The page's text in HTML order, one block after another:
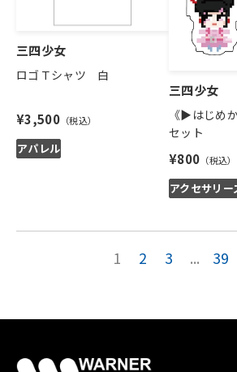
三四少女
ロゴＴシャツ 白
¥3,500
アパレル
三四少女
《▶はじめ
セット
¥800
アクセサリー
1 2 3 ... 39